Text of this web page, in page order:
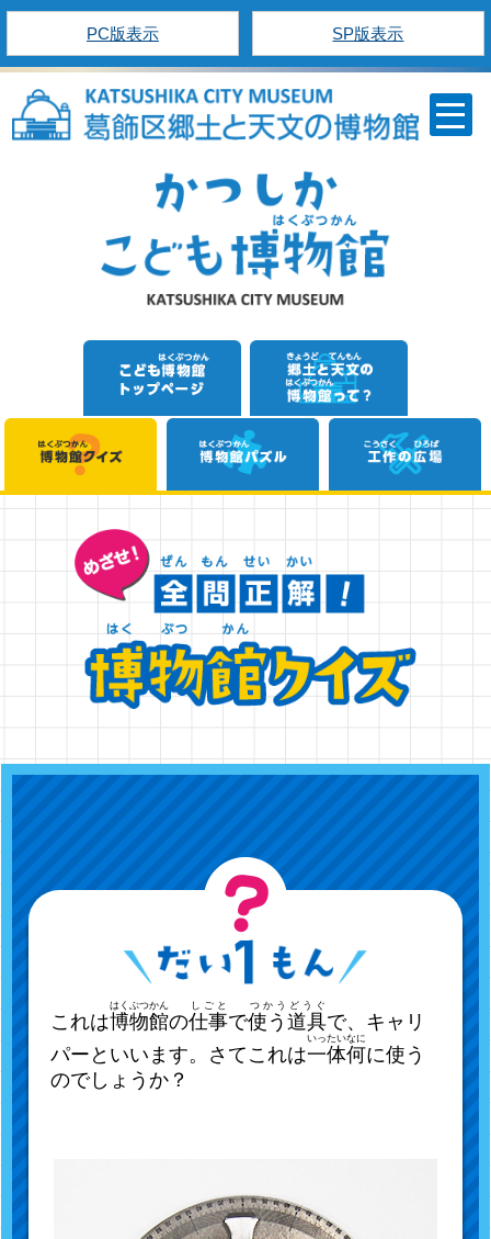
PC版表示 SP版表示
これは博物館
はくぶつかん
の仕事
しごと
で使う
つかう
道具
どうぐ
で、キャリ
パーといいます。さてこれは一体
いったい
何
なに
に使う
のでしょうか？